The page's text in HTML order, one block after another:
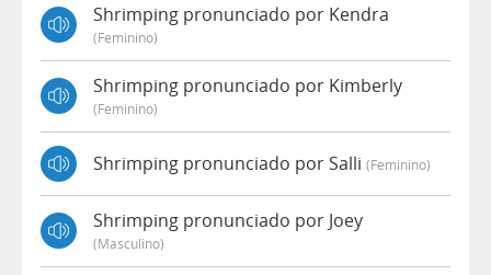
Shrimping pronunciado por Kendra
(feminino)
Shrimping pronunciado por Kimberly
(feminino)
Shrimping pronunciado por Salli (feminino)
Shrimping pronunciado por Joey
(masculino)